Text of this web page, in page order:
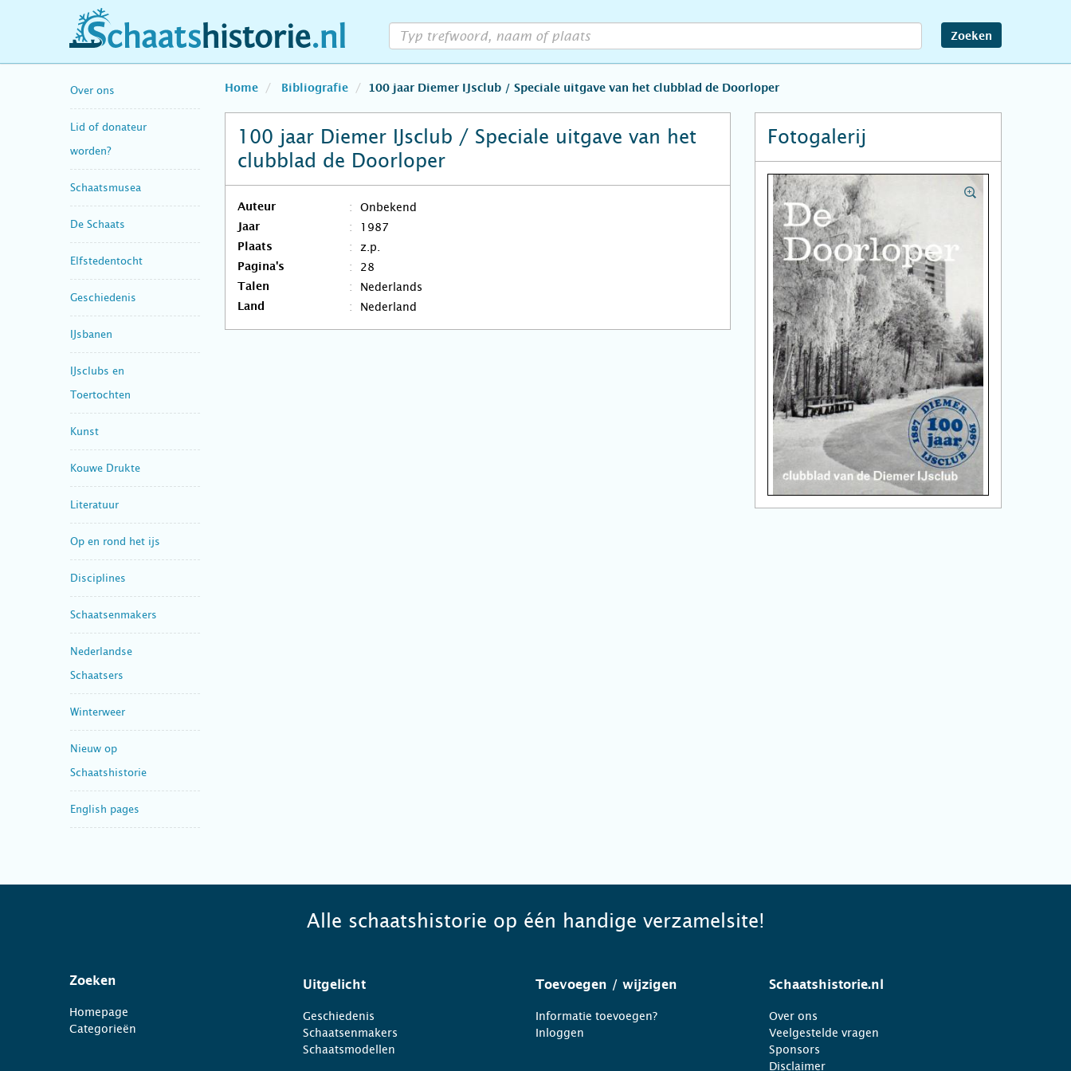
schaatshistorie.nl Zoeken
Over ons
Lid of donateur
worden?
Schaatsmusea
De Schaats
Elfstedentocht
Geschiedenis
IJsbanen
IJsclubs en
Toertochten
Kunst
Kouwe Drukte
Literatuur
Op en rond het ijs
Disciplines
Schaatsenmakers
Nederlandse
Schaatsers
Winterweer
Nieuw op
Schaatshistorie
English pages
Home Bibliografie 100 jaar Diemer IJsclub / Speciale uitgave van het clubblad de Doorloper
100 jaar Diemer IJsclub / Speciale uitgave van het
clubblad de Doorloper
Auteur Onbekend
Jaar 1987
Plaats z.p.
Pagina's 28
Talen Nederlands
Land Nederland
Fotogalerij
Alle schaatshistorie op één handige verzamelsite!
Zoeken
Homepage
Categorieën
Uitgelicht
Geschiedenis
Schaatsenmakers
Schaatsmodellen
Toevoegen / wijzigen
Informatie toevoegen?
Inloggen
Schaatshistorie.nl
Over ons
Veelgestelde vragen
Sponsors
Disclaimer